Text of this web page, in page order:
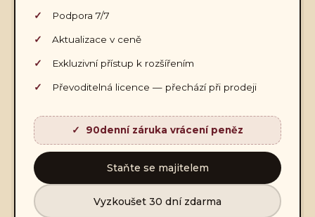
Podpora 7/7
Aktualizace v ceně
Exkluzivní přístup k rozšířením
Převoditelná licence — přechází při prodeji
90denní záruka vrácení peněz
Staňte se majitelem
Vyzkoušet 30 dní zdarma